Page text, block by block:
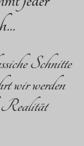
Schnitte
wir werden
Realität